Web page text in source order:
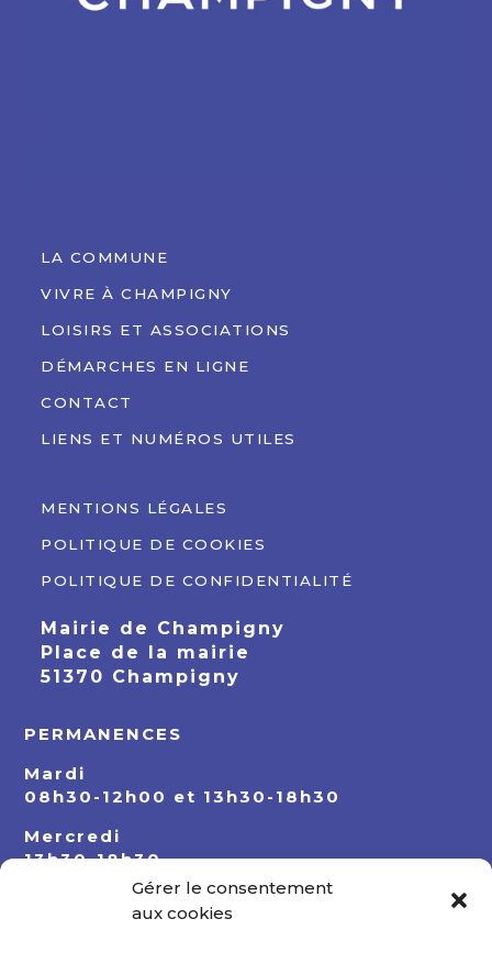
Gérer le consentement
aux cookies
LA COMMUNE
VIVRE À CHAMPIGNY
LOISIRS ET ASSOCIATIONS
DÉMARCHES EN LIGNE
CONTACT
LIENS ET NUMÉROS UTILES
MENTIONS LÉGALES
POLITIQUE DE COOKIES
POLITIQUE DE CONFIDENTIALITÉ
Mairie de Champigny
Place de la mairie
51370 Champigny
PERMANENCES
Mardi
08h30-12h00 et 13h30-18h30
Mercredi
13h30-18h30
08h30-12h00 et 13h30-18h30